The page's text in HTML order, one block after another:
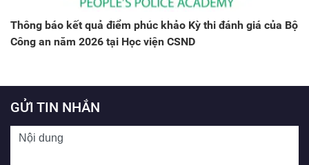
Thông báo kết quả điểm phúc khảo Kỳ thi đánh giá của Bộ
Công an năm 2026 tại Học viện CSND
GỬI TIN NHẮN